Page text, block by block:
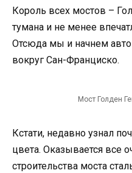
Король всех мостов –
тумана и не менее
Отсюда мы и начнем
вокруг Сан-Франциско.
Мост Голден
Кстати, недавно узнал
цвета. Оказывается все
строительства моста